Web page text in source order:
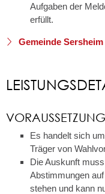
Aufgaben der
erfüllt.
Gemeinde Sersheim
Es handelt sich
Träger von
Die Auskunft
Abstimmungen
stehen und kann